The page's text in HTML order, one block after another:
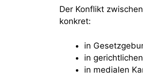
Der Konflikt
konkret:
in
in
in medialen